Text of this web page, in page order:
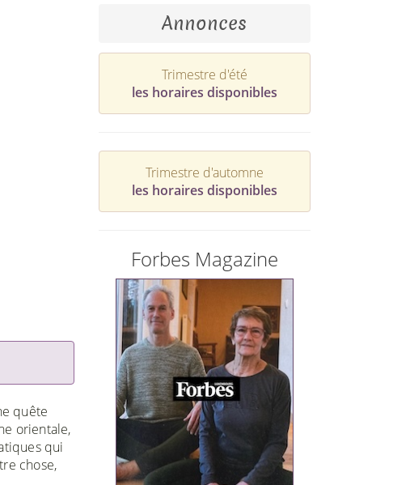
quête
orientale,
qui
chose,
Annonces
Trimestre d'été
les horaires disponibles
Trimestre d'automne
les horaires disponibles
Forbes Magazine